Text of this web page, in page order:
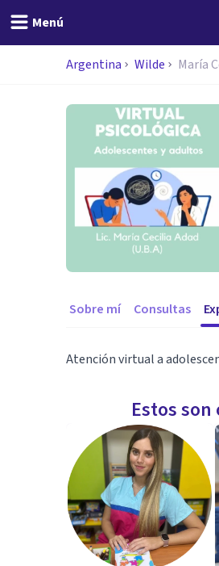
Menú
Argentina Wilde María
Sobre mí Consultas
Atención virtual a
Estos